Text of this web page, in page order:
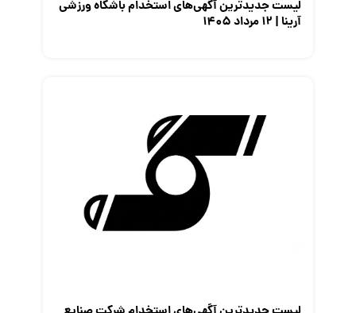
لیست جدیدترین آگهی‌های استخدام باشگاه ورزشی
آرینا | ۱۲ مرداد ۱۴۰۵